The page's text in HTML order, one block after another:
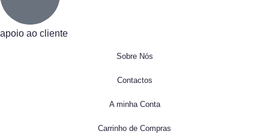
apoio ao cliente
Sobre Nós
Contactos
A minha Conta
Carrinho de Compras